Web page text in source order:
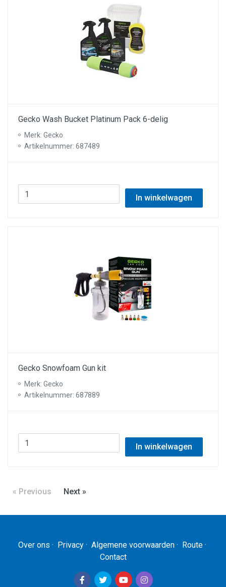
Gecko Wash Bucket Platinum Pack 6-delig
Merk: Gecko
Artikelnummer: 687489
In winkelwagen
Gecko Snowfoam Gun kit
Merk: Gecko
Artikelnummer: 687889
In winkelwagen
« Previous Next »
Over ons · Privacy· Algemene voorwaarden· Route·
Contact